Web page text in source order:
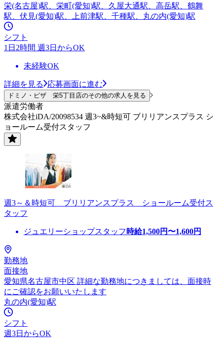
栄(名古屋)駅、栄町(愛知)駅、久屋大通駅、高岳駅、鶴舞
駅、伏見(愛知)駅、上前津駅、千種駅、丸の内(愛知)駅
シフト
1日2時間 週3日からOK
未経験OK
詳細を見る 応募画面に進む
ドミノ・ピザ 栄5丁目店のその他の求人を見る
派遣労働者
株式会社iDA/20098534 週3~&時短可 ブリリアンスプラス シ
ョールーム受付スタッフ
週3～＆時短可 ブリリアンスプラス ショールーム受付ス
タッフ
ジュエリーショップスタッフ 時給1,500円〜1,600円
勤務地
面接地
愛知県名古屋市中区 詳細な勤務地につきましては、面接時
にご確認をお願いいたします
丸の内(愛知)駅
シフト
週3日からOK